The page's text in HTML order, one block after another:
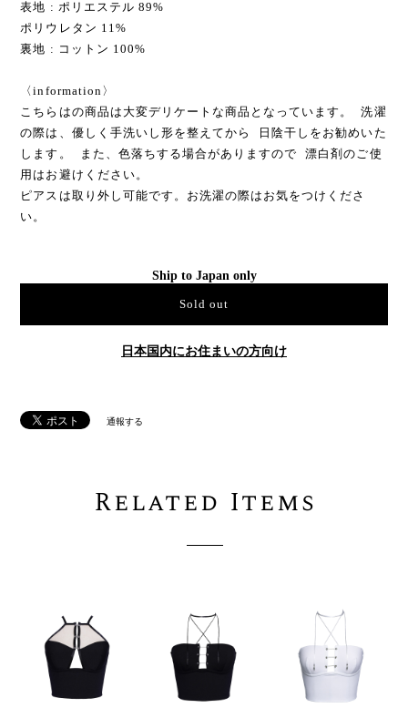
表地 : ポリエステル 89%
ポリウレタン 11%
裏地 : コットン 100%
〈information〉
こちらはの商品は大変デリケートな商品となっています。 洗濯
の際は、優しく手洗いし形を整えてから 日陰干しをお勧めいた
します。 また、色落ちする場合がありますので 漂白剤のご使
用はお避けください。
ピアスは取り外し可能です。お洗濯の際はお気をつけくださ
い。
Ship to Japan only
Sold out
日本国内にお住まいの方向け
通報する
Related Items